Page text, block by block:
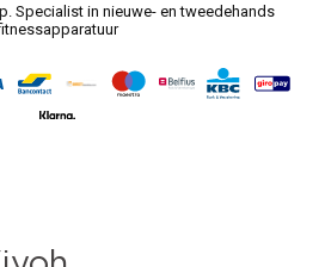
Specialist in nieuwe- en tweedehands